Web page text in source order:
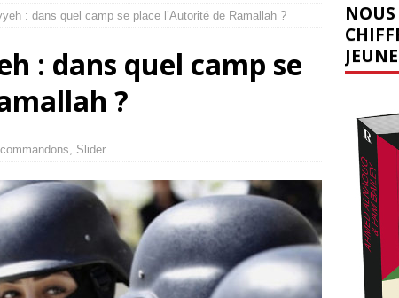
: l’histoire de Gaza au-delà des chiffres[ 5 août 2026 ]
les preuves du génocide à Gaza [ 4 août 2026 ]
un « accord de paix » à Gaza, les Israéliens multiplie les
des entrepôts de médicaments, aggravant ainsi la
: dans quel camp se place l’Autorité de Ramallah ?
: dans quel camp se
?
, Slider